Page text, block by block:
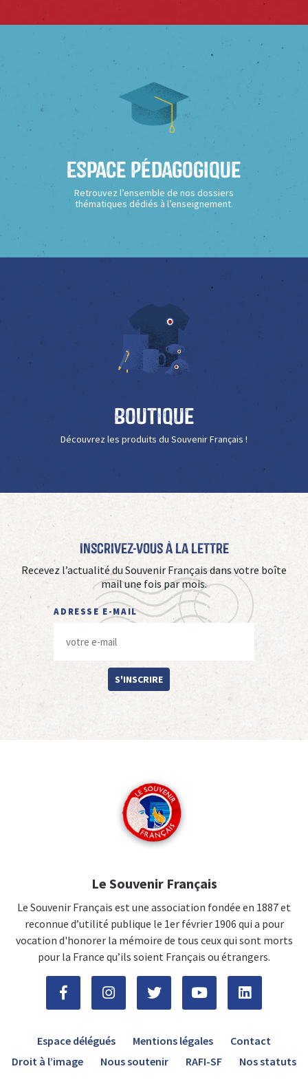
Espace Pédagogique
Retrouvez l’ensemble de nos dossiers
thématiques dédiés à l’enseignement.
Boutique
Découvrez les produits du Souvenir Français !
Inscrivez-vous à La Lettre
Recevez l’actualité du Souvenir Français dans votre boîte
mail une fois par mois.
ADRESSE E-MAIL
S'INSCRIRE
Le Souvenir Français
Le Souvenir Français est une association fondée en 1887 et
reconnue d’utilité publique le 1er février 1906 qui a pour
vocation d'honorer la mémoire de tous ceux qui sont morts
pour la France qu’ils soient Français ou étrangers.
Espace délégués Mentions légales
Contact
Droit à l’image
Nous soutenir RAFI-SF Nos statuts